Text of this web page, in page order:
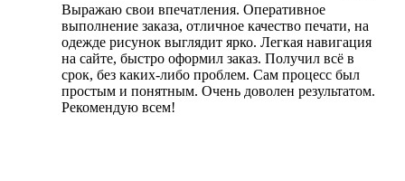
Выражаю свои впечатления. Оперативное
выполнение заказа, отличное качество печати, на
одежде рисунок выглядит ярко. Легкая навигация
на сайте, быстро оформил заказ. Получил всё в
срок, без каких-либо проблем. Сам процесс был
простым и понятным. Очень доволен результатом.
Рекомендую всем!